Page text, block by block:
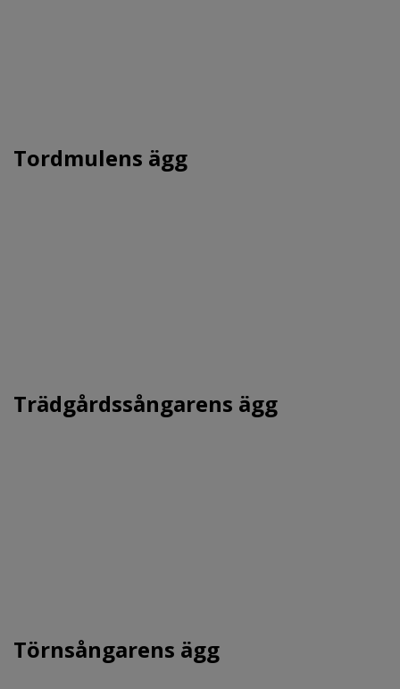
Tordmulens ägg
Trädgårdssångarens ägg
Törnsångarens ägg